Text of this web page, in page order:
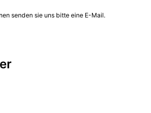
senden sie uns bitte eine E-Mail.